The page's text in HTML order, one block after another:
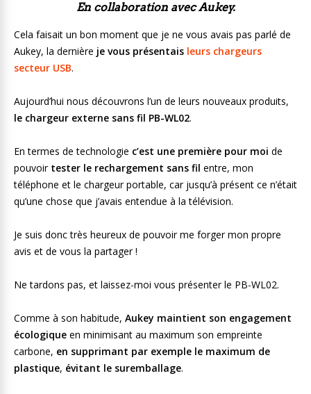
En collaboration avec Aukey.
Cela faisait un bon moment que je ne vous avais pas parlé de
Aukey, la dernière je vous présentais leurs chargeurs
secteur USB.
Aujourd’hui nous découvrons l’un de leurs nouveaux produits,
le chargeur externe sans fil PB-WL02.
En termes de technologie c’est une première pour moi de
pouvoir tester le rechargement sans fil entre, mon
téléphone et le chargeur portable, car jusqu’à présent ce n’était
qu’une chose que j’avais entendue à la télévision.
Je suis donc très heureux de pouvoir me forger mon propre
avis et de vous la partager !
Ne tardons pas, et laissez-moi vous présenter le PB-WL02.
Comme à son habitude, Aukey maintient son engagement
écologique en minimisant au maximum son empreinte
carbone, en supprimant par exemple le maximum de
plastique, évitant le suremballage.